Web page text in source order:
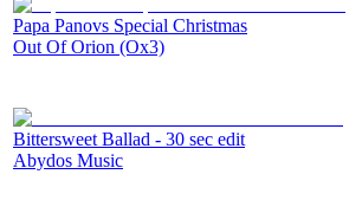
Papa Panovs Special Christmas
Out Of Orion (Ox3)
Bittersweet Ballad - 30 sec edit
Abydos Music